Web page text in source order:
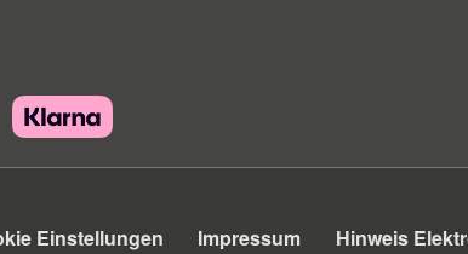
Einstellungen Impressum Hinweis